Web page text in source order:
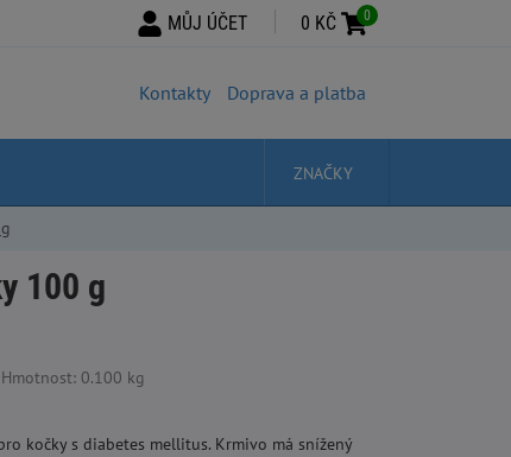
Kontakty Doprava a platba
ZNAČKY
100 g
0.100 kg
kočky s diabetes mellitus. Krmivo má snížený
0 KČ 0
MŮJ ÚČET